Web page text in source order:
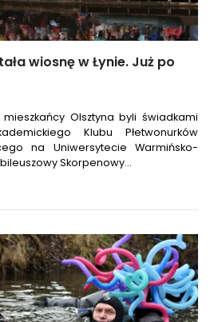
wiosnę w Łynie. Już po
Olsztyna byli świadkami
Klubu Płetwonurków
na Uniwersytecie Warmińsko-
Skorpenowy…